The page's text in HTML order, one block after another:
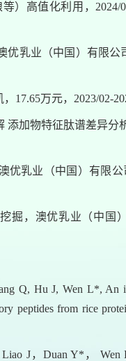
）高值化利用，2024/
乳业（中国）有限公
17.65万元，2023/02-
加物特征肽谱差异分
乳业（中国）有限公
，澳优乳业（中国
Q, Hu J, Wen L*, An
peptides from rice
J，Duan Y*， Wen